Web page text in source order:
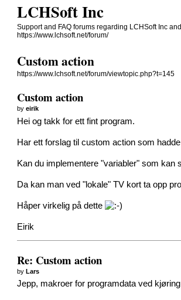
LCHSoft Inc
Support and FAQ forums regarding LCHSoft Inc
https://www.lchsoft.net/forum/
Custom action
https://www.lchsoft.net/forum/viewtopic.php?t=145
Custom action
byeirik
Hei og takk for ett fint program.
Har ett forslag til custom action som
Kan du implementere "variabler" som kan
Da kan man ved "lokale" TV kort ta opp
Håper virkelig på dette
Eirik
Re: Custom action
byLars
Jepp, makroer for programdata ved